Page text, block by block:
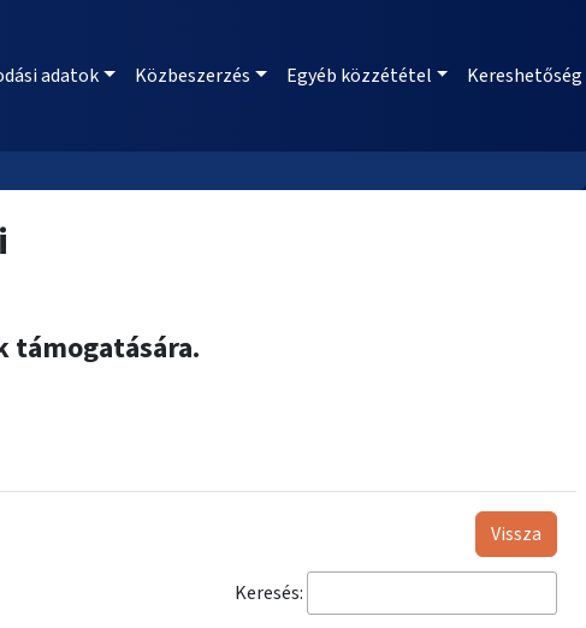
adatok Közbeszerzés Egyéb közzététel Kereshetőség
támogatására.
Vissza
Keresés: